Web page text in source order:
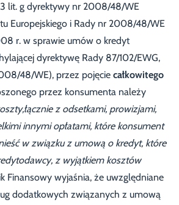
lit. g dyrektywy nr 2008/48/WE
Europejskiego i Rady nr 2008/48/WE
r. w sprawie umów o kredyt
dyrektywę Rady 87/102/EWG,
48/WE), przez pojęcie całkowitego
przez konsumenta należy
z odsetkami, prowizjami,
innymi opłatami, które konsument
w związku z umową o kredyt, które
z wyjątkiem kosztów
Finansowy wyjaśnia, że uwzględniane
dodatkowych związanych z umową